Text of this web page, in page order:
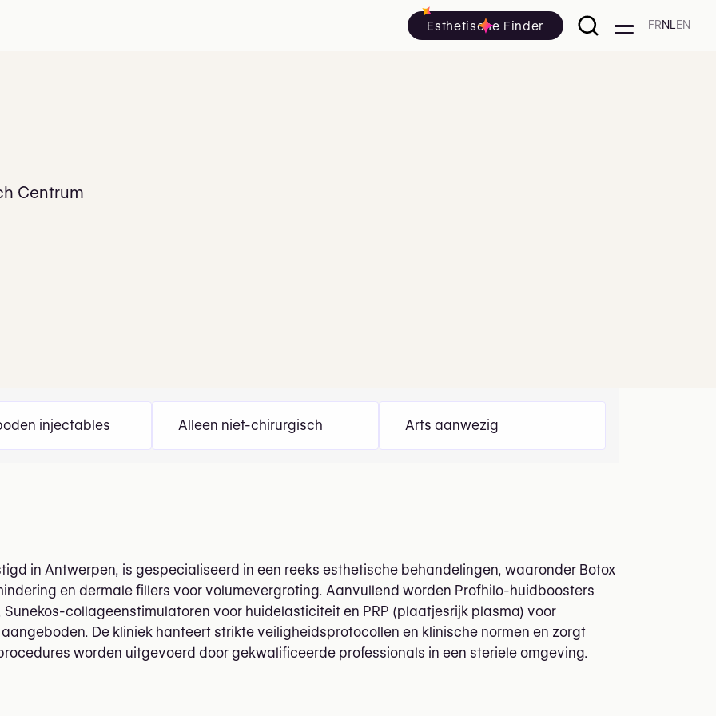
Esthetische Finder FRNL EN
Centrum
injectables Alleen niet-chirurgisch Arts aanwezig
in Antwerpen, is gespecialiseerd in een reeks esthetische behandelingen, waaronder Botox
en dermale fillers voor volumevergroting. Aanvullend worden Profhilo-huidboosters
collageenstimulatoren voor huidelasticiteit en PRP (plaatjesrijk plasma) voor
De kliniek hanteert strikte veiligheidsprotocollen en klinische normen en zorgt
worden uitgevoerd door gekwalificeerde professionals in een steriele omgeving.